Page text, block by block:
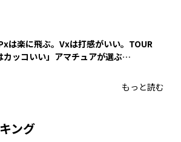
Pxは楽に飛ぶ。Vxは打感がいい。TOUR
カッコいい」アマチュアが選ぶ
もっと読む
ング